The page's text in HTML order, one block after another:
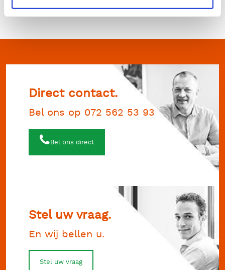
072 – 562 5393of per mail opinfo@rentimo.nl.
Direct contact.
Bel ons op 072 562 53 93
Bel ons direct
Stel uw vraag.
En wij bellen u.
Stel uw vraag